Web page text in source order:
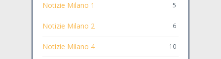
Notizie Milano 1 5
Notizie Milano 2 6
Notizie Milano 4 10